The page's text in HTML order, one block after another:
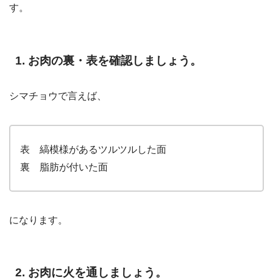
す。
1. お肉の裏・表を確認しましょう。
シマチョウで言えば、
表 縞模様があるツルツルした面
裏 脂肪が付いた面
になります。
2. お肉に火を通しましょう。